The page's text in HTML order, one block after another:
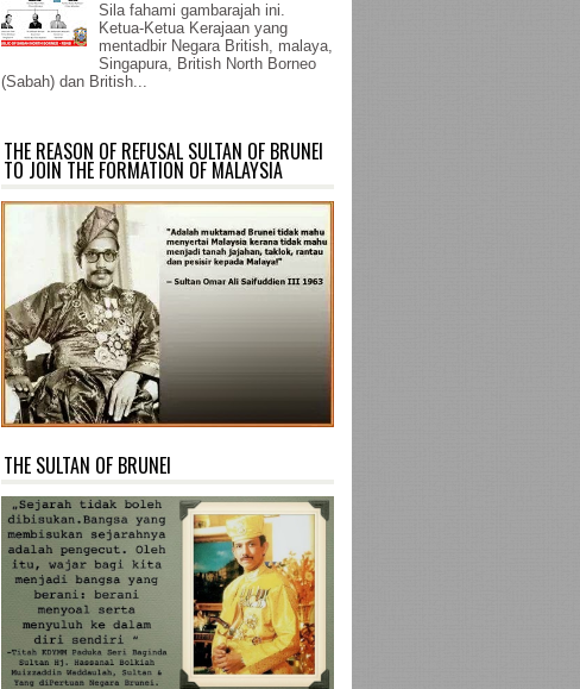
Sila fahami gambarajah ini.
Ketua-Ketua Kerajaan yang
mentadbir Negara British, malaya,
Singapura, British North Borneo
(Sabah) dan British...
THE REASON OF REFUSAL SULTAN OF BRUNEI
TO JOIN THE FORMATION OF MALAYSIA
THE SULTAN OF BRUNEI